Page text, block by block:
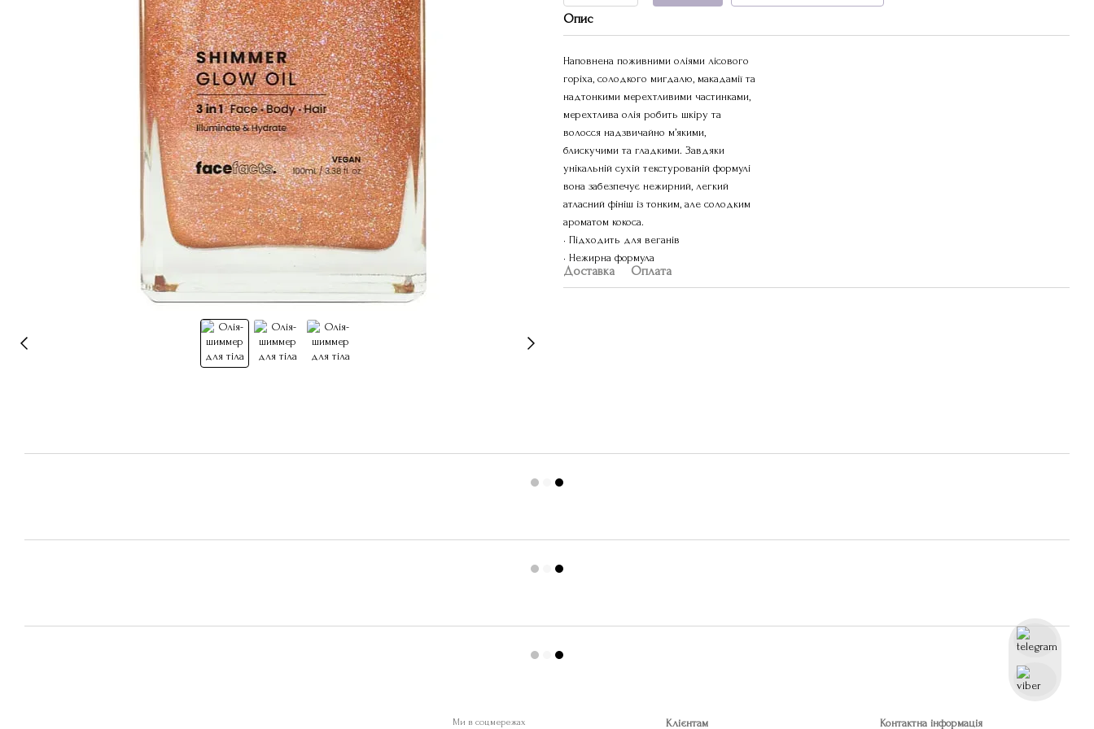
Опис
Наповнена поживними оліями лісового
горіха, солодкого мигдалю, макадамії та
надтонкими мерехтливими частинками,
мерехтлива олія робить шкіру та
волосся надзвичайно м’якими,
блискучими та гладкими. Завдяки
унікальній сухій текстурованій формулі
вона забезпечує нежирний, легкий
атласний фініш із тонким, але солодким
ароматом кокоса.
• Підходить для веганів
• Нежирна формула
Доставка Оплата
Ми в соцмережах Клієнтам Контактна інформація